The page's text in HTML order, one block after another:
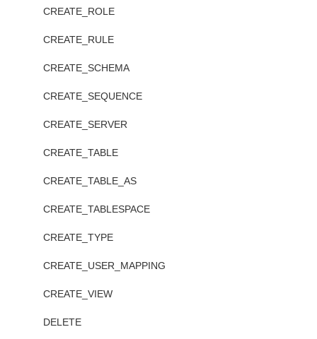
CREATE_ROLE
CREATE_RULE
CREATE_SCHEMA
CREATE_SEQUENCE
CREATE_SERVER
CREATE_TABLE
CREATE_TABLE_AS
CREATE_TABLESPACE
CREATE_TYPE
CREATE_USER_MAPPING
CREATE_VIEW
DELETE